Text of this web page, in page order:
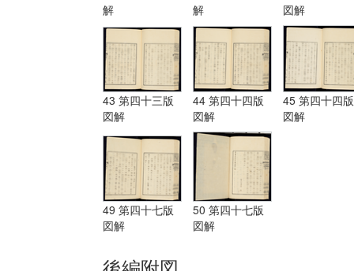
解
解
図解
43 第四十三版
図解
44 第四十四版
図解
45 第四十四版
図解
49 第四十七版
図解
50 第四十七版
図解